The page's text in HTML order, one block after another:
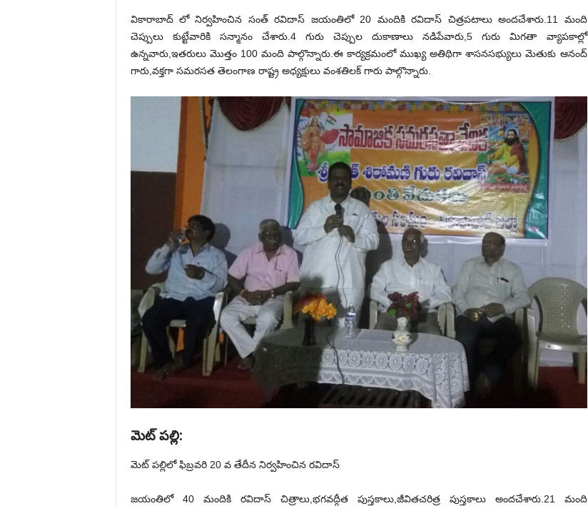
వికారాబాద్ లో నిర్వహించిన సంత్ రవిదాస్ జయంతిలో 20 మందికి రవిదాస్ చిత్రపటాలు అందచేశారు.11 మంది
చెప్పులు కుట్టేవారికి సన్మానం చేశారు.4 గురు చెప్పుల దుకాణాలు నడిపేవారు,5 గురు మిగతా వ్యాపకాల్లో
ఉన్నవారు,ఇతరులు మొత్తం 100 మంది పాల్గొన్నారు.ఈ కార్యక్రమంలో ముఖ్య అతిథిగా శాసనసభ్యులు మెతుకు ఆనంద్
గారు,వక్తగా సమరసత తెలంగాణ రాష్ట్ర అధ్యక్షులు వంశతిలక్ గారు పాల్గొన్నారు.
మెట్ పల్లి:
మెట్ పల్లిలో ఫిబ్రవరి 20 వ తేదీన నిర్వహించిన రవిదాస్
జయంతిలో 40 మందికి రవిదాస్ చిత్రాలు,భగవద్గీత పుస్తకాలు,జీవితచరిత్ర పుస్తకాలు అందచేశారు.21 మంది